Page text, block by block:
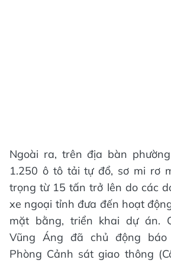
Ngoài ra, trên địa bàn
1.250 ô tô tải tự đổ, sơ mi rơ
trọng từ 15 tấn trở lên do các
xe ngoại tỉnh đưa đến hoạt
mặt bằng, triển khai dự án.
Vũng Áng đã chủ động báo
Phòng Cảnh sát giao thông